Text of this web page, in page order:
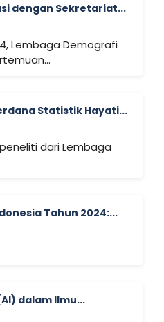
dengan Sekretariat...
Lembaga Demografi
Statistik Hayati...
dari Lembaga
Tahun 2024:...
dalam Ilmu...